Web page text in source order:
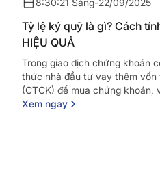
8:30:21 Sáng-22/09/2025
Tỷ lệ ký quỹ là gì? Cách
HIỆU QUẢ
Trong giao dịch chứng khoán
thức nhà đầu tư vay thêm
(CTCK) để mua chứng khoán,
chứng khoán hiện...
Xem ngay